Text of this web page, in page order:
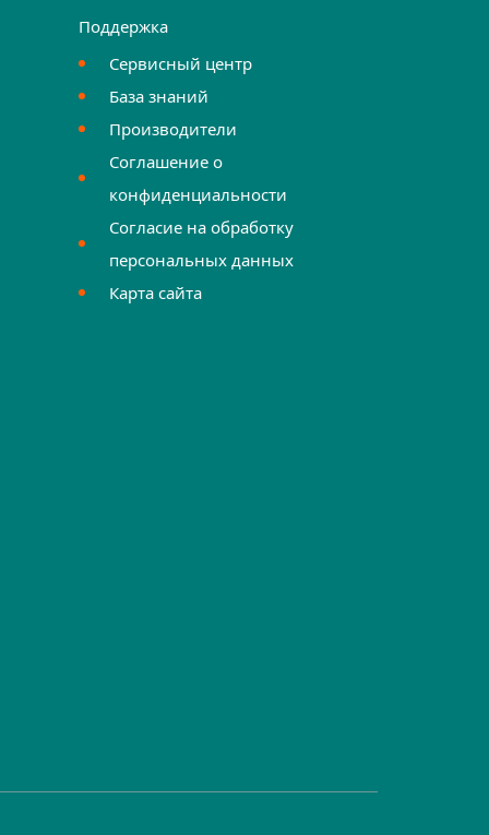
Поддержка
Сервисный центр
База знаний
Производители
Соглашение о
конфиденциальности
Согласие на обработку
персональных данных
Карта сайта